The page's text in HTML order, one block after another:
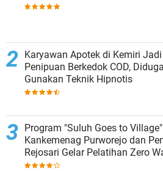
Karyawan Apotek di Kemiri
Penipuan Berkedok COD, Diduga
Gunakan Teknik Hipnotis
Program "Suluh Goes to
Kankemenag Purworejo dan
Rejosari Gelar Pelatihan Zero
Moderasi Beragama